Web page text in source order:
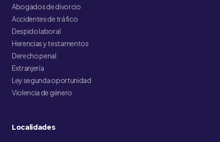
Abogados de divorcio
Accidentes de tráfico
Despido laboral
Herencias y testamentos
Derecho penal
Extranjería
Ley segunda oportunidad
Violencia de género
Localidades